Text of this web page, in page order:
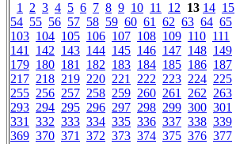
1 2 3 4 5 6 7 8 9 10 11 12 13 14 15
54 55 56 57 58 59 60 61 62 63 64 65
103 104 105 106 107 108 109 110 111
141 142 143 144 145 146 147 148 149
179 180 181 182 183 184 185 186 187
217 218 219 220 221 222 223 224 225
255 256 257 258 259 260 261 262 263
293 294 295 296 297 298 299 300 301
331 332 333 334 335 336 337 338 339
369 370 371 372 373 374 375 376 377